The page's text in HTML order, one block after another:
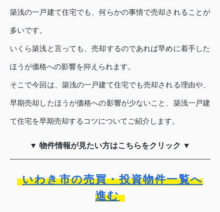
築浅の一戸建て住宅でも、何らかの事情で売却されることが
多いです。
いくら築浅と言っても、売却するのであれば早めに着手した
ほうが価格への影響を抑えられます。
そこで今回は、築浅の一戸建て住宅でも売却される理由や、
早期売却したほうが価格への影響が少ないこと、築浅一戸建
て住宅を早期売却するコツについてご紹介します。
▼ 物件情報が見たい方はこちらをクリック ▼
いわき市の売買・投資物件一覧へ
進む